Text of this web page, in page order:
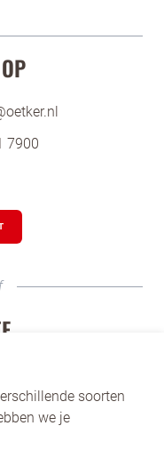
7900
voor de nieuwsbrief
de hoogte van onze
je inspireren door
soorten
we je